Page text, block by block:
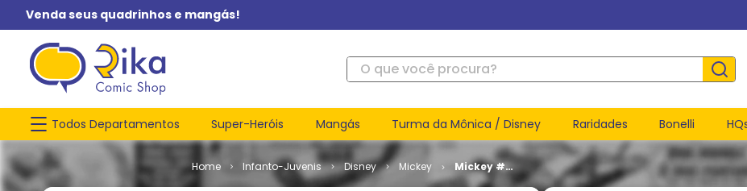
Venda seus quadrinhos e mangás!
O que você procura?
Todos Departamentos Super-Heróis Mangás Turma da Mônica / Disney Raridades Bonelli
Infanto-Juvenis Disney Mickey
Mickey #
020